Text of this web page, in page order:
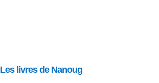
Les livres de Nanoug